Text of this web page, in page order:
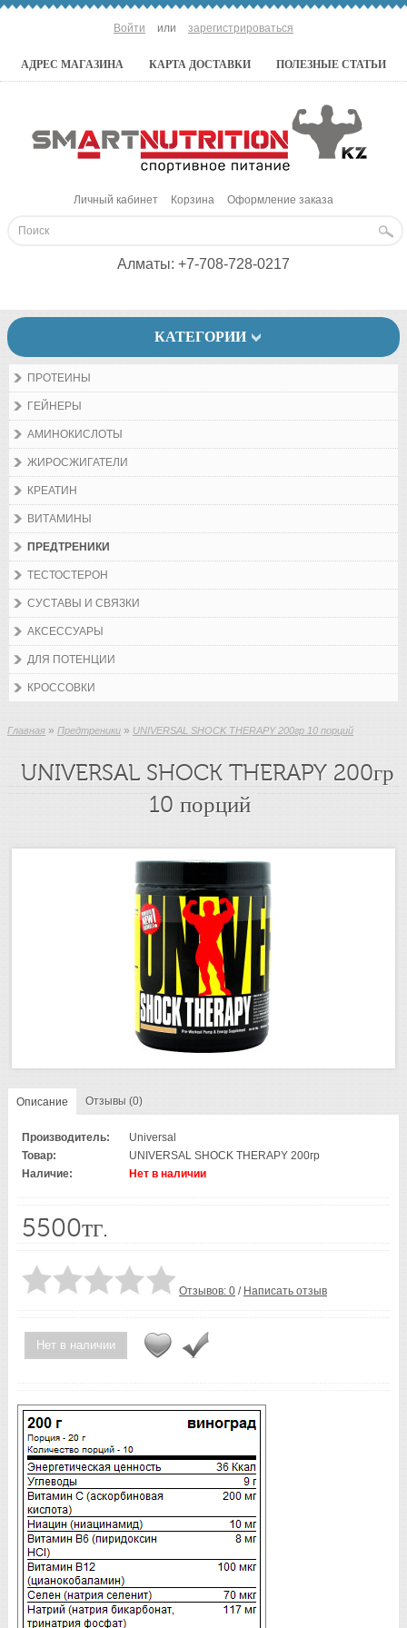
Войти или зарегистрироваться
АДРЕС МАГАЗИНА КАРТА ДОСТАВКИ ПОЛЕЗНЫЕ СТАТЬИ
Личный кабинет Корзина Оформление заказа
Алматы: +7-708-728-0217
КАТЕГОРИИ
ПРОТЕИНЫ
ГЕЙНЕРЫ
АМИНОКИСЛОТЫ
ЖИРОСЖИГАТЕЛИ
КРЕАТИН
ВИТАМИНЫ
ПРЕДТРЕНИКИ
ТЕСТОСТЕРОН
СУСТАВЫ И СВЯЗКИ
АКСЕССУАРЫ
ДЛЯ ПОТЕНЦИИ
КРОССОВКИ
Главная » Предтреники » UNIVERSAL SHOCK THERAPY 200гр 10 порций
UNIVERSAL SHOCK THERAPY 200гр
10 порций
Описание Отзывы (0)
Производитель:
Universal
Товар:
UNIVERSAL SHOCK THERAPY 200гр
Наличие:
Нет в наличии
5500тг.
Отзывов: 0 / Написать отзыв
Нет в наличии